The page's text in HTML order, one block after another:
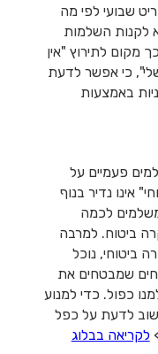
שבועי לפי מה
לקנות השלמות
מקום לתירוץ "אין
כי אפשר לדעת
באמצעות
פעמיים על
אינו נדיר בנוף
לכמה
ביטוח. למרבה
ביטוחי, נוכל
שמבטחים את
כפול. כדי למנוע
לדעת על כפל
לקריאה בבלוג